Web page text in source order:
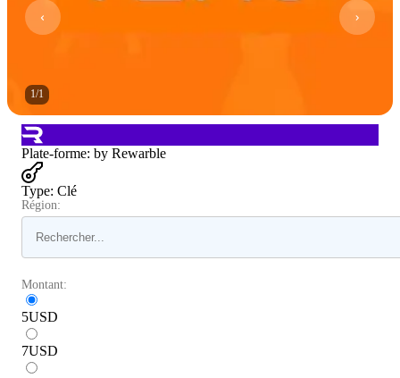
1/1
Plate-forme: by Rewarble
Type: Clé
Région:
Montant:
5USD
7USD